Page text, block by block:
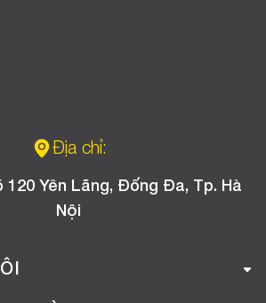
Địa chỉ:
120 Yên Lãng, Đống Đa, Tp. Hà
Nội